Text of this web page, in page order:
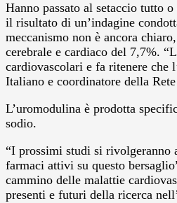
Hanno passato al setaccio tutto
il risultato di un’indagine
meccanismo non è ancora
cerebrale e cardiaco del 7,7%.
cardiovascolari e fa ritenere
Italiano e coordinatore della
L’uromodulina è prodotta
sodio.
“I prossimi studi si rivolgeranno
farmaci attivi su questo
cammino delle malattie
presenti e futuri della ricerca